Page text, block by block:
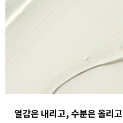
열감은 내리고, 수분은 올리고